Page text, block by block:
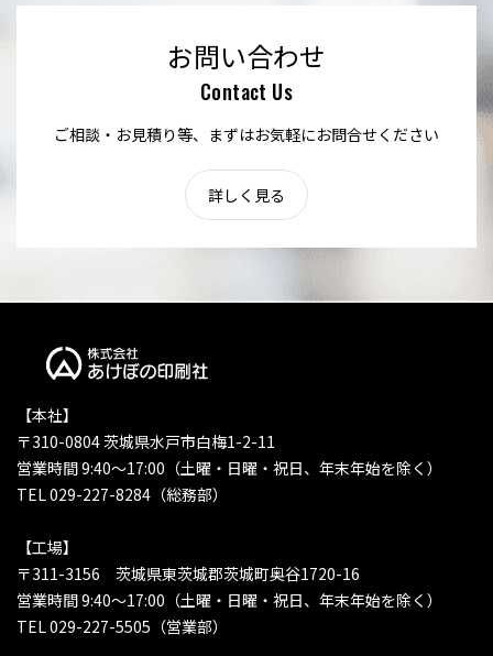
お問い合わせ
Contact Us
ご相談・お見積り等、まずはお気軽にお問合せください
詳しく見る
【本社】
〒310-0804 茨城県水戸市白梅1-2-11
営業時間 9:40〜17:00（土曜・日曜・祝日、年末年始を除く）
TEL 029-227-8284（総務部）
【工場】
〒311-3156 茨城県東茨城郡茨城町奥谷1720-16
営業時間 9:40〜17:00（土曜・日曜・祝日、年末年始を除く）
TEL 029-227-5505（営業部）